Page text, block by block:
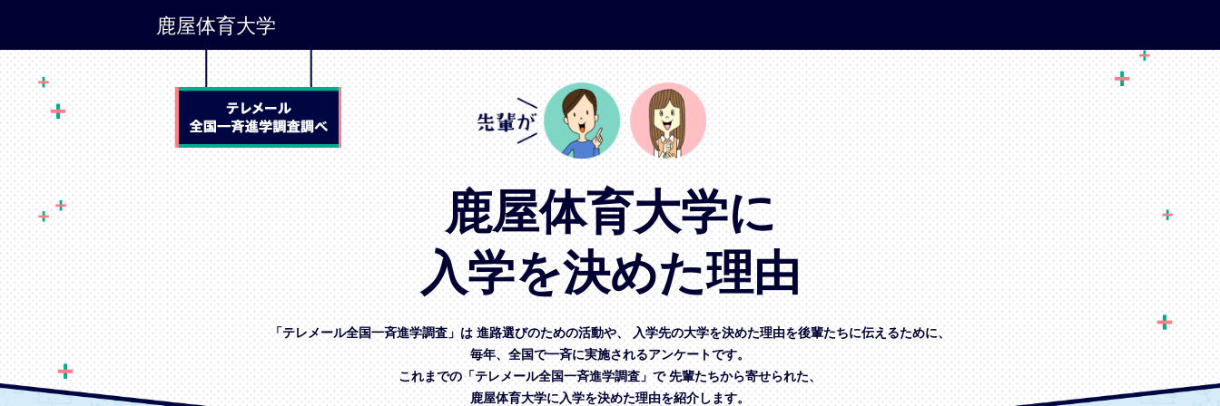
鹿屋体育大学
鹿屋体育大学に
入学を決めた理由
「テレメール全国一斉進学調査」は進路選びのための活動や、入学先の大学を決めた理由を後輩たちに伝えるために、
毎年、全国で一斉に実施されるアンケートです。
これまでの「テレメール全国一斉進学調査」で先輩たちから寄せられた、
鹿屋体育大学に入学を決めた理由を紹介します。